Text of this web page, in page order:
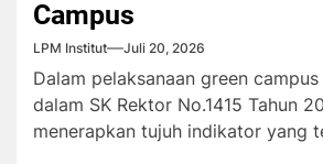
Campus
LPM Institut Juli 20, 2026
Dalam pelaksanaan green
dalam SK Rektor No.1415 Tahun
menerapkan tujuh indikator yang